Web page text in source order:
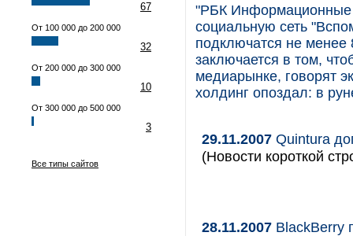
67
От 100 000 до 200 000
32
От 200 000 до 300 000
10
От 300 000 до 500 000
3
Все типы сайтов
"РБК Информационные
социальную сеть
подключатся не менее
заключается в том,
медиарынке, говорят
холдинг опоздал: в
29.11.2007 Quintura
(Новости короткой
28.11.2007 BlackBerry